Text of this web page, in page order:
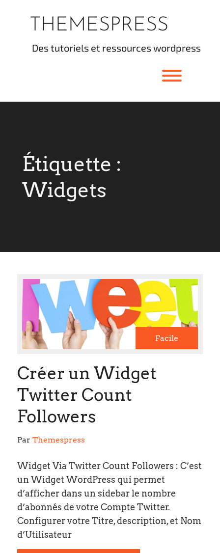
THEMESPRESS
des tutoriels et ressources wordpress
Étiquette :
Widgets
Facile
Créer un Widget
Twitter Count
Followers
Par Themespress
Widget Via Twitter Count Followers : C’est
un Widget WordPress qui permet
d’afficher dans un sidebar le nombre
d’abonnés de votre Compte Twitter.
Configurer votre Titre, description, et Nom
d’Utilisateur